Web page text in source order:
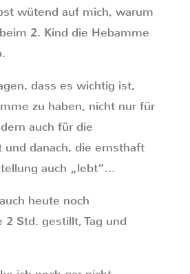
wütend auf mich, warum
2. Kind die Hebamme
dass es wichtig ist,
zu haben, nicht nur für
auch für die
und danach, die ernsthaft
auch „lebt“…
heute noch
2 Std. gestillt, Tag und